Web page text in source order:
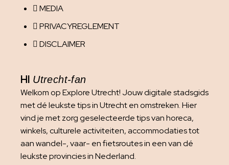
MEDIA
PRIVACYREGLEMENT
DISCLAIMER
HI Utrecht-fan
Welkom op Explore Utrecht! Jouw digitale stadsgids
met dé leukste tips in Utrecht en omstreken. Hier
vind je met zorg geselecteerde tips van horeca,
winkels, culturele activiteiten, accommodaties tot
aan wandel-, vaar- en fietsroutes in een van dé
leukste provincies in Nederland.